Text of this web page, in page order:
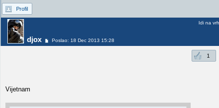
Profil
djox Poslao: 18 Dec 2013 15:28
Idi na vrh
1
Vijetnam